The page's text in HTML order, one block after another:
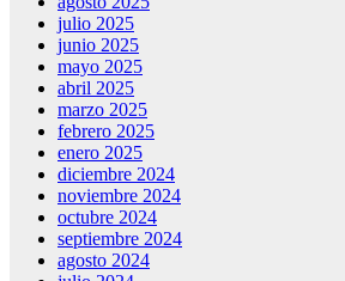
julio 2025
junio 2025
mayo 2025
abril 2025
marzo 2025
febrero 2025
enero 2025
diciembre 2024
noviembre 2024
octubre 2024
septiembre 2024
agosto 2024